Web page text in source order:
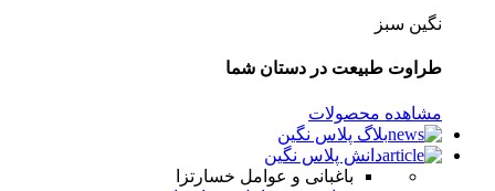
نگین سبز
طراوت طبیعت در دستان شما
مشاهده محصولات
بلاگ پلاس نگین
دانش پلاس نگین
باغبانی و عوامل خسارتزا